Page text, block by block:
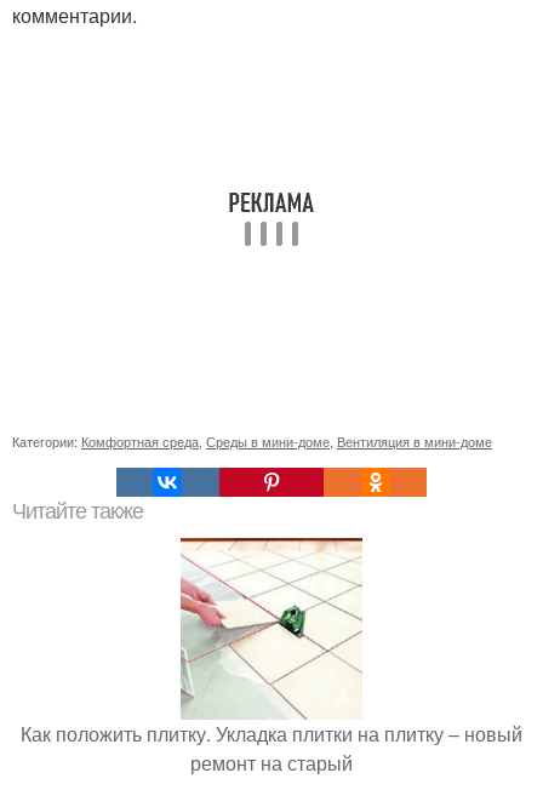
комментарии.
Категории: Комфортная среда Среды в мини-доме Вентиляция в мини-доме
Читайте также
Как положить плитку. Укладка плитки на плитку – новый
ремонт на старый